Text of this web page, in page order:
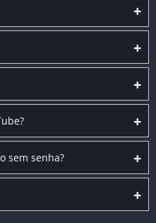
+
+
+
+
+
sem senha?
+